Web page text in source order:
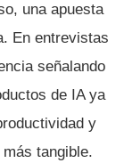
una apuesta
En entrevistas
señalando
de IA ya
y
tangible.